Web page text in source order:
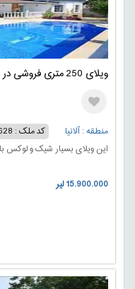
ویلای 250 متری فروشی در شهر زیبای آلانیا – محمودلار
منطقه : آلانیا
کد ملک : 628
این ویلای بسیار شیک و لوکس
15.900.000 لیر